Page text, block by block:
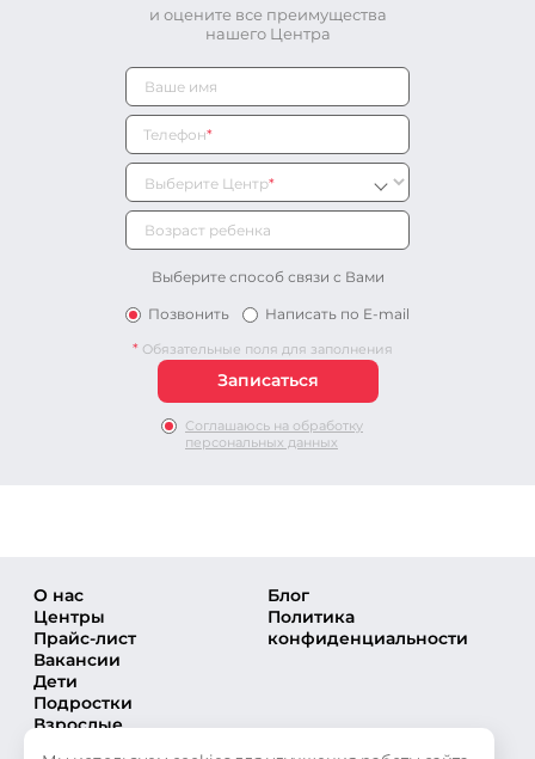
и оцените все преимущества
нашего Центра
Телефон*
Выберите Центр*
Выберите способ связи с Вами
Позвонить
Написать по E-mail
* Обязательные поля для заполнения
Соглашаюсь на обработку
персональных данных
О нас
Центры
Прайс-лист
Вакансии
Дети
Подростки
Взрослые
Блог
Политика
конфиденциальности